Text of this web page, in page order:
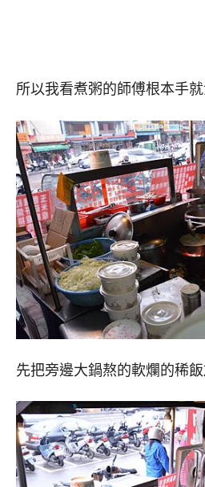
所以我看煮粥的師傅根本手
先把旁邊大鍋熬的軟爛的稀飯